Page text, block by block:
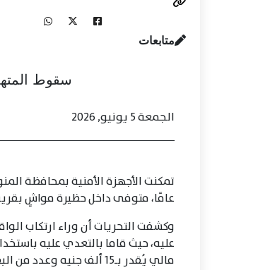
متابعات
سقوط
الجمعة 5 يونيو, 2026
عامًا، متوفى داخل حظيرة مواشٍ
وكشفت التحريات أن وراء ارتكاب
عليه، حيث قاما بالتعدي عليه
مالي يُقدر بـ15 ألف جنيه وعدد من البطاقات البنكية قبل الفرار